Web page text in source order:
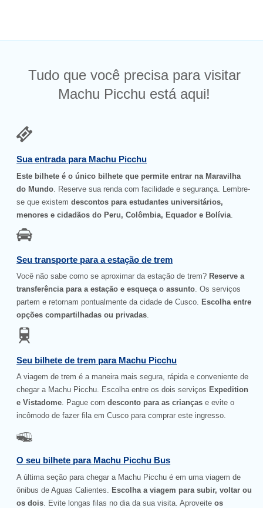
Tudo que você precisa para visitar
Machu Picchu está aqui!
Sua entrada para Machu Picchu
Este bilhete é o único bilhete que permite entrar na Maravilha
do Mundo . Reserve sua renda com facilidade e segurança. Lembre-
se que existemdescontos para estudantes universitários,
menores e cidadãos do Peru, Colômbia, Equador e Bolívia
Seu transporte para a estação de trem
Você não sabe como se aproximar da estação de trem? Reserve a
transferência para a estação e esqueça o assunto. Os serviços
partem e retornam pontualmente da cidade de Cusco. Escolha entre
opções compartilhadas ou privadas.
Seu bilhete de trem para Machu Picchu
A viagem de trem é a maneira mais segura, rápida e conveniente de
chegar a Machu Picchu. Escolha entre os dois serviços Expedition
e Vistadome. Pague comdesconto para as crianças e evite o
incômodo de fazer fila em Cusco para comprar este ingresso.
O seu bilhete para Machu Picchu Bus
A última seção para chegar a Machu Picchu é em uma viagem de
ônibus de Aguas Calientes.
Escolha a viagem para subir, voltar ou
os dois . Evite longas filas no dia da sua visita. Aproveiteos